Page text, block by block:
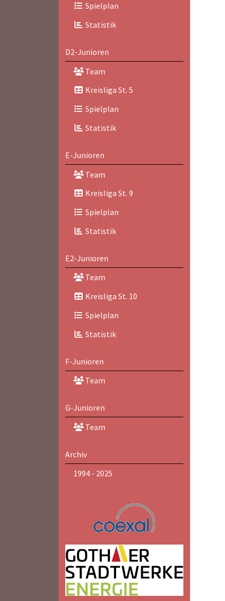
Spielplan
Statistik
D2-Junioren
Team
Kreisliga St. 5
Spielplan
Statistik
E-Junioren
Team
Kreisliga St. 9
Spielplan
Statistik
E2-Junioren
Team
Kreisliga St. 10
Spielplan
Statistik
F-Junioren
Team
G-Junioren
Team
Archiv
1994 - 2025